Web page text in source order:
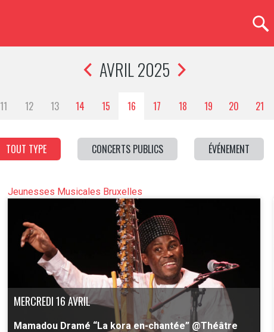
AVRIL 2025
11 12 13 14 15 16 17 18 19 20 21
TOUT TYPE CONCERTS PUBLICS ÉVÉNEMENT
Jeunesses Musicales Bruxelles
MERCREDI 16 AVRIL
Mamadou Dramé “La kora en-chantée” @Théâtre